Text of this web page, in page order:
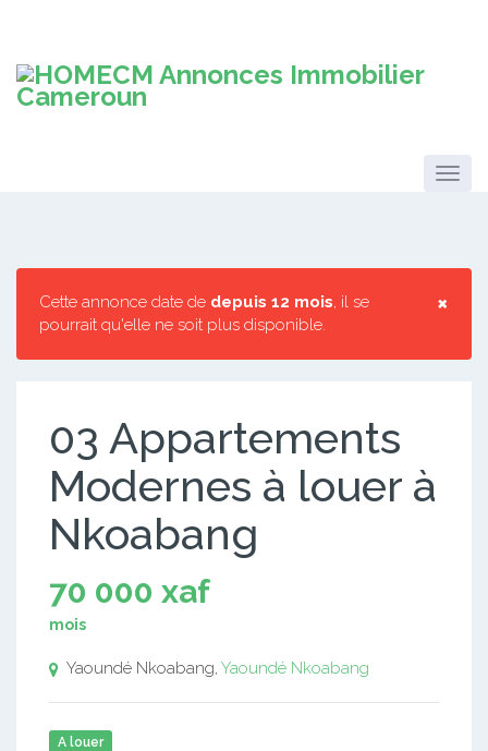
×
Cette annonce date de depuis 12 mois, il se
pourrait qu'elle ne soit plus disponible.
03 Appartements
Modernes à louer à
Nkoabang
70 000 xaf
mois
Yaoundé Nkoabang, Yaoundé Nkoabang
A louer